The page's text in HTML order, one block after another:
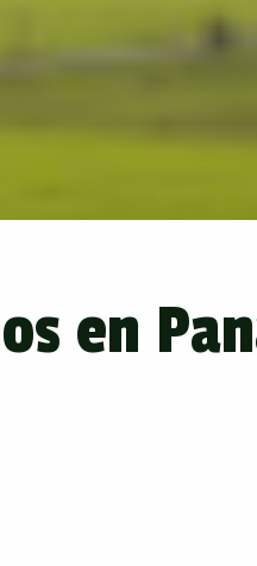
en